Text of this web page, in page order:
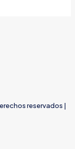
reservados |